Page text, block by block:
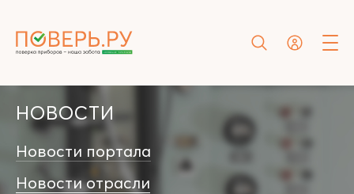
НОВОСТИ
Новости портала
Новости отрасли